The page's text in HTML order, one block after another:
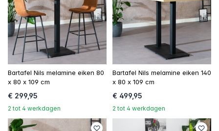
Bartafel Nils melamine eiken 80
x 80 x 109 cm
€ 299,95
2 tot 4 werkdagen
Bartafel Nils melamine eiken 140
x 80 x 109 cm
€ 499,95
2 tot 4 werkdagen